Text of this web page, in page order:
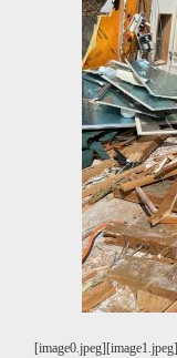
[image0.jpeg][image1.jpeg]